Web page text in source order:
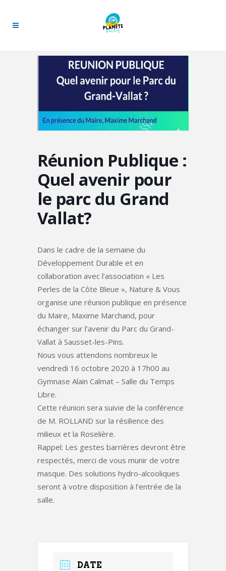
Réunion Publique :
Quel avenir pour
le parc du Grand
Vallat?
Dans le cadre de la semaine du
Développement Durable et en
collaboration avec l’association « Les
Perles de la Côte Bleue », Nature & Vous
organise une réunion publique en présence
du Maire, Maxime Marchand, pour
échanger sur l’avenir du Parc du Grand-
Vallat à Sausset-les-Pins.
Nous vous attendons nombreux le
vendredi 16 octobre 2020 à 17h00 au
Gymnase Alain Calmat – Salle du Temps
Libre.
Cette réunion sera suivie de la conférence
de M. ROLLAND sur la résilience des
milieux et la Roselière.
Rappel: Les gestes barrières devront être
respectés, merci de vous munir de votre
masque. Des solutions hydro-alcooliques
seront à votre disposition à l’entrée de la
salle.
DATE